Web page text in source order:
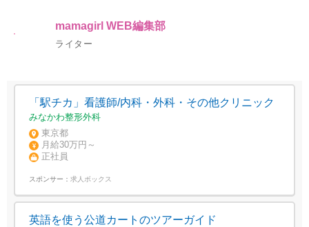
mamagirl WEB編集部
ライター
「駅チカ」看護師/内科・外科・その他クリニック
みなかわ整形外科
東京都
月給30万円～
正社員
スポンサー： 求人ボックス
英語を使う公道カートのツアーガイド